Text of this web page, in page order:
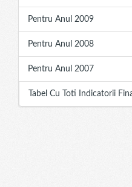
Pentru Anul 2009
Pentru Anul 2008
Pentru Anul 2007
Tabel Cu Toti Indicatorii